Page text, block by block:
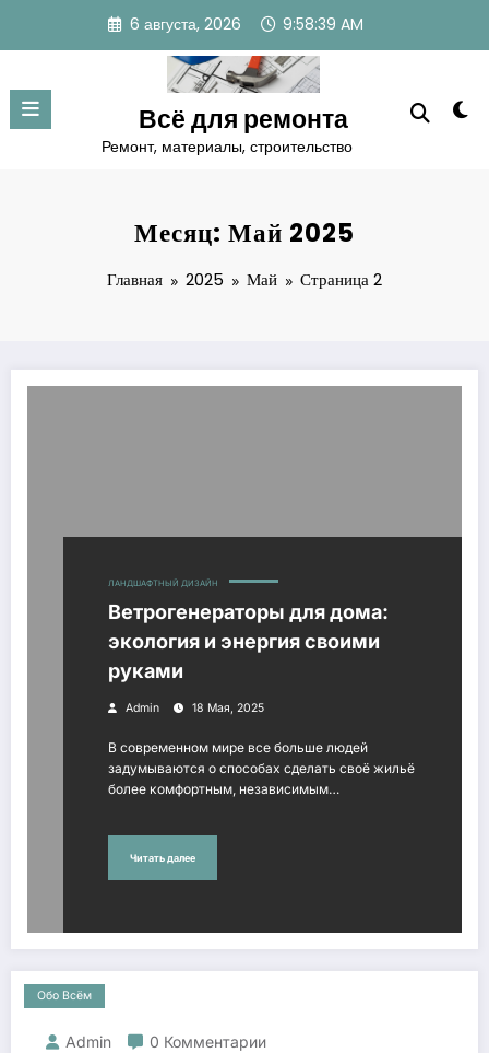
содержимому
6 августа, 2026 9:58:39 AM
Всё для ремонта
Ремонт, материалы, строительство
Месяц: Май 2025
Главная 2025 Май Страница 2
ЛАНДШАФТНЫЙ ДИЗАЙН
Ветрогенераторы для дома:
экология и энергия своими
руками
Admin 18 Мая, 2025
В современном мире все больше людей
задумываются о способах сделать своё жильё
более комфортным, независимым…
Читать далее
Обо Всём
Admin 0 Комментарии